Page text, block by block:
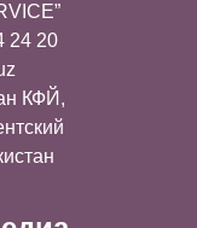
24 20
КФЙ,